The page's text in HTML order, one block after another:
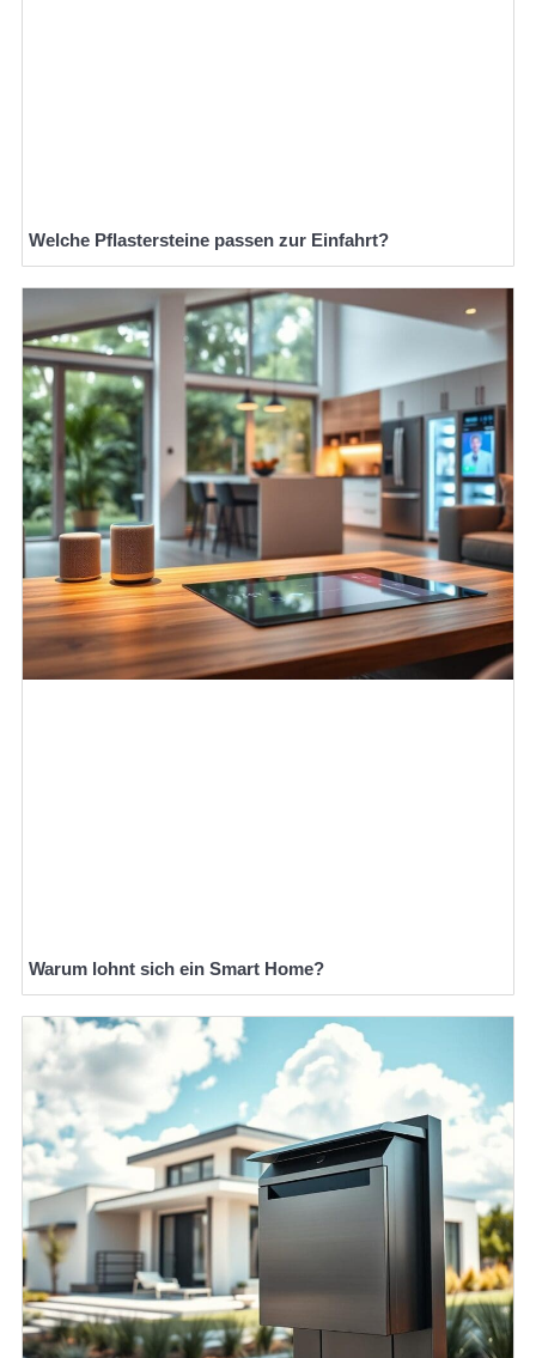
Welche Pflastersteine passen zur Einfahrt?
Warum lohnt sich ein Smart Home?